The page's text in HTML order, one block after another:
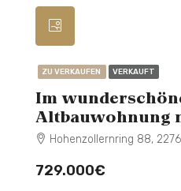
ZU VERKAUFEN VERKAUFT
Im
Altbauwohnung
Hohenzollernring 88,
729.000€